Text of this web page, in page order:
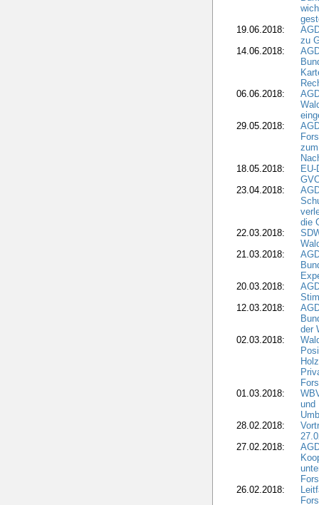
19.06.2018:
zu
14.06.2018:
06.06.2018:
29.05.2018:
18.05.2018:
23.04.2018:
die
22.03.2018:
21.03.2018:
20.03.2018:
12.03.2018:
der
02.03.2018:
01.03.2018:
und
28.02.2018:
27.02.2018:
26.02.2018: